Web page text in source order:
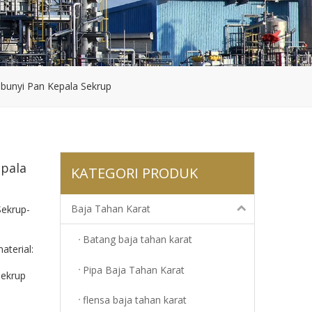
Pan Kepala Sekrup
KATEGORI PRODUK
Baja Tahan Karat
Batang baja tahan karat
Pipa Baja Tahan Karat
flensa baja tahan karat